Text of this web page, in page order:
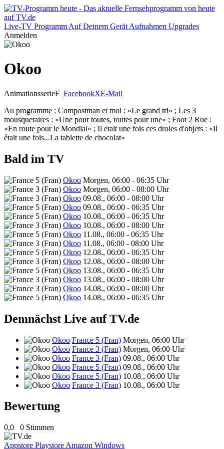
Live-TV Programm Auf Deinem Gerät Aufnahmen Upgrades
Anmelden
Okoo
AnimationsserieF FacebookXE-Mail
Au programme : Compostman et moi : «Le grand tri» ; Les 3
mousquetaires : «Une pour toutes, toutes pour une» ; Foot 2 Rue :
«En route pour le Mondial» ; Il etait une fois ces droles d'objets : «Il
était une fois...La tablette de chocolat»
Bald im TV
Okoo Morgen, 06:00 - 06:35 Uhr
Okoo Morgen, 06:00 - 08:00 Uhr
Okoo 09.08., 06:00 - 08:00 Uhr
Okoo 09.08., 06:00 - 06:35 Uhr
Okoo 10.08., 06:00 - 06:35 Uhr
Okoo 10.08., 06:00 - 08:00 Uhr
Okoo 11.08., 06:00 - 06:35 Uhr
Okoo 11.08., 06:00 - 08:00 Uhr
Okoo 12.08., 06:00 - 06:35 Uhr
Okoo 12.08., 06:00 - 08:00 Uhr
Okoo 13.08., 06:00 - 06:35 Uhr
Okoo 13.08., 06:00 - 08:00 Uhr
Okoo 14.08., 06:00 - 08:00 Uhr
Okoo 14.08., 06:00 - 06:35 Uhr
Demnächst Live auf TV.de
Okoo France 5 (Fran) Morgen, 06:00 Uhr
Okoo France 3 (Fran) Morgen, 06:00 Uhr
Okoo France 3 (Fran) 09.08., 06:00 Uhr
Okoo France 5 (Fran) 09.08., 06:00 Uhr
Okoo France 5 (Fran) 10.08., 06:00 Uhr
Okoo France 3 (Fran) 10.08., 06:00 Uhr
Bewertung
0,0 0 Stimmen
Appstore Playstore Amazon Windows